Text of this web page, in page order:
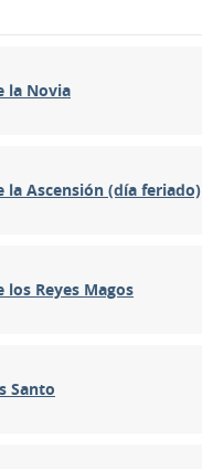
la Novia
la Ascensión (día feriado)
los Reyes Magos
Santo